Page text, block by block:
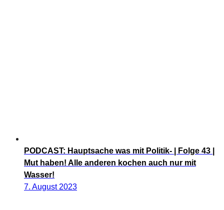
PODCAST: Hauptsache was mit Politik- | Folge 43 |
Mut haben! Alle anderen kochen auch nur mit
Wasser!
7. August 2023